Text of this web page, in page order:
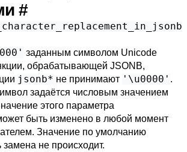
#
заданным символом Unicode
обрабатывающей JSONB,
jsonb* не принимают '\u0000' .
задаётся числовым значением
этого параметра
быть изменено в любой момент
Значение по умолчанию
замена не происходит.